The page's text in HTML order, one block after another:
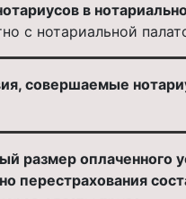
в
с нотариальной
совершаемые
размер оплаченного
перестрахования